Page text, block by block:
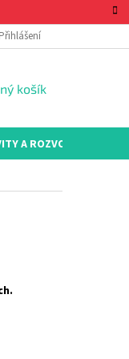
Přihlášení
košík
A ROZVOJ